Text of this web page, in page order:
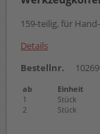
159-teilig, für
Details
Bestellnr.
ab Einheit
1
Stück
2
Stück